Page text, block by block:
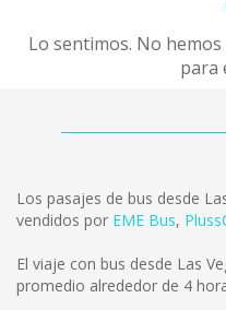
Lo sentimos. No
para
Los pasajes de bus desde
vendidos por EME Bus,
El viaje con bus desde Las
promedio alrededor de 4